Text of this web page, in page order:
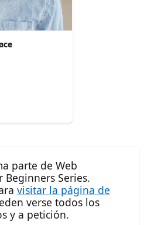
parte de Web
Series.
visitar la página de
verse todos los
y a petición.